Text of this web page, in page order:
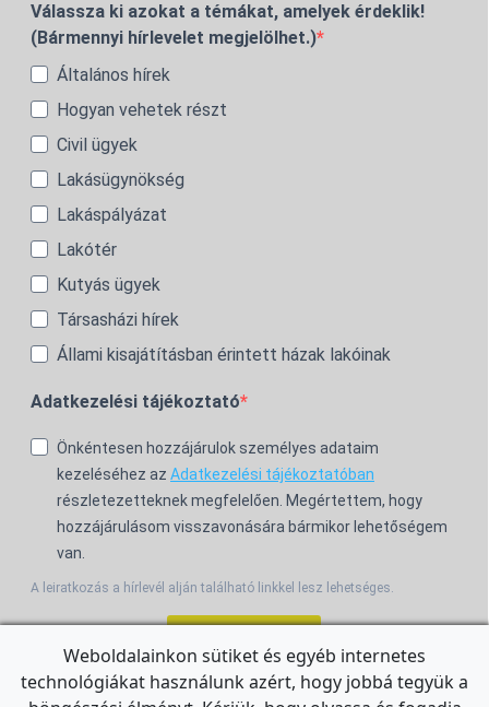
Válassza ki azokat a témákat, amelyek érdeklik!
(Bármennyi hírlevelet megjelölhet.)
Általános hírek
Hogyan vehetek részt
Civil ügyek
Lakásügynökség
Lakáspályázat
Lakótér
Kutyás ügyek
Társasházi hírek
Állami kisajátításban érintett házak lakóinak
Adatkezelési tájékoztató
Önkéntesen hozzájárulok személyes adataim
kezeléséhez az Adatkezelési tájékoztatóban
részletezetteknek megfelelően. Megértettem, hogy
hozzájárulásom visszavonására bármikor lehetőségem
van.
A leiratkozás a hírlevél alján található linkkel lesz lehetséges.
For the English Newsletter, clickHERE.
Weboldalainkon sütiket és egyéb internetes
technológiákat használunk azért, hogy jobbá tegyük a